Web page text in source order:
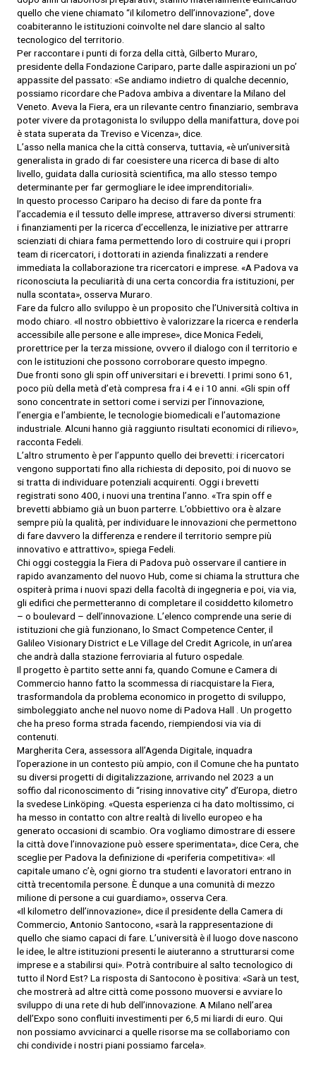
quello che viene chiamato “il kilometro dell’innovazione”, dove
coabiteranno le istituzioni coinvolte nel dare slancio al salto
tecnologico del territorio.
Per raccontare i punti di forza della città, Gilberto Muraro,
presidente della Fondazione Cariparo, parte dalle aspirazioni un po’
appassite del passato: «Se andiamo indietro di qualche decennio,
possiamo ricordare che Padova ambiva a diventare la Milano del
Veneto. Aveva la Fiera, era un rilevante centro finanziario, sembrava
poter vivere da protagonista lo sviluppo della manifattura, dove poi
è stata superata da Treviso e Vicenza», dice.
L’asso nella manica che la città conserva, tuttavia, «è un’università
generalista in grado di far coesistere una ricerca di base di alto
livello, guidata dalla curiosità scientifica, ma allo stesso tempo
determinante per far germogliare le idee imprenditoriali».
In questo processo Cariparo ha deciso di fare da ponte fra
l’accademia e il tessuto delle imprese, attraverso diversi strumenti:
i finanziamenti per la ricerca d’eccellenza, le iniziative per attrarre
scienziati di chiara fama permettendo loro di costruire qui i propri
team di ricercatori, i dottorati in azienda finalizzati a rendere
immediata la collaborazione tra ricercatori e imprese. «A Padova va
riconosciuta la peculiarità di una certa concordia fra istituzioni, per
nulla scontata», osserva Muraro.
Fare da fulcro allo sviluppo è un proposito che l’Università coltiva in
modo chiaro. «Il nostro obbiettivo è valorizzare la ricerca e renderla
accessibile alle persone e alle imprese», dice Monica Fedeli,
prorettrice per la terza missione, ovvero il dialogo con il territorio e
con le istituzioni che possono corroborare questo impegno.
Due fronti sono gli spin off universitari e i brevetti. I primi sono 61,
poco più della metà d’età compresa fra i 4 e i 10 anni. «Gli spin off
sono concentrate in settori come i servizi per l’innovazione,
l’energia e l’ambiente, le tecnologie biomedicali e l’automazione
industriale. Alcuni hanno già raggiunto risultati economici di rilievo»,
racconta Fedeli.
L’altro strumento è per l’appunto quello dei brevetti: i ricercatori
vengono supportati fino alla richiesta di deposito, poi di nuovo se
si tratta di individuare potenziali acquirenti. Oggi i brevetti
registrati sono 400, i nuovi una trentina l’anno. «Tra spin off e
brevetti abbiamo già un buon parterre. L’obbiettivo ora è alzare
sempre più la qualità, per individuare le innovazioni che permettono
di fare davvero la differenza e rendere il territorio sempre più
innovativo e attrattivo», spiega Fedeli.
Chi oggi costeggia la Fiera di Padova può osservare il cantiere in
rapido avanzamento del nuovo Hub, come si chiama la struttura che
ospiterà prima i nuovi spazi della facoltà di ingegneria e poi, via via,
gli edifici che permetteranno di completare il cosiddetto kilometro
– o boulevard – dell’innovazione. L’elenco comprende una serie di
istituzioni che già funzionano, lo Smact Competence Center, il
Galileo Visionary District e Le Village del Credit Agricole, in un’area
che andrà dalla stazione ferroviaria al futuro ospedale.
Il progetto è partito sette anni fa, quando Comune e Camera di
Commercio hanno fatto la scommessa di riacquistare la Fiera,
trasformandola da problema economico in progetto di sviluppo,
simboleggiato anche nel nuovo nome di Padova Hall . Un progetto
che ha preso forma strada facendo, riempiendosi via via di
contenuti.
Margherita Cera, assessora all’Agenda Digitale, inquadra
l’operazione in un contesto più ampio, con il Comune che ha puntato
su diversi progetti di digitalizzazione, arrivando nel 2023 a un
soffio dal riconoscimento di “rising innovative city” d’Europa, dietro
la svedese Linköping. «Questa esperienza ci ha dato moltissimo, ci
ha messo in contatto con altre realtà di livello europeo e ha
generato occasioni di scambio. Ora vogliamo dimostrare di essere
la città dove l’innovazione può essere sperimentata», dice Cera, che
sceglie per Padova la definizione di «periferia competitiva»: «Il
capitale umano c’è, ogni giorno tra studenti e lavoratori entrano in
città trecentomila persone. È dunque a una comunità di mezzo
milione di persone a cui guardiamo», osserva Cera.
«Il kilometro dell’innovazione», dice il presidente della Camera di
Commercio, Antonio Santocono, «sarà la rappresentazione di
quello che siamo capaci di fare. L’università è il luogo dove nascono
le idee, le altre istituzioni presenti le aiuteranno a strutturarsi come
imprese e a stabilirsi qui». Potrà contribuire al salto tecnologico di
tutto il Nord Est? La risposta di Santocono è positiva: «Sarà un test,
che mostrerà ad altre città come possono muoversi e avviare lo
sviluppo di una rete di hub dell’innovazione. A Milano nell’area
dell’Expo sono confluiti investimenti per 6,5 mi liardi di euro. Qui
non possiamo avvicinarci a quelle risorse ma se collaboriamo con
chi condivide i nostri piani possiamo farcela».